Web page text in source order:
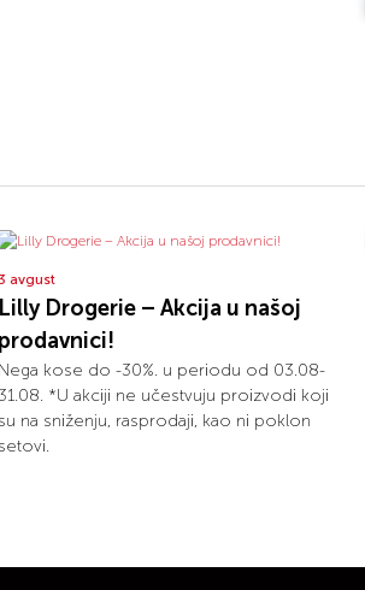
avgust
Lilly Drogerie – Akcija u našoj
prodavnici!
Nega kose do -30%. u periodu od 03.08-
31.08. *U akciji ne učestvuju proizvodi koji
su na sniženju, rasprodaji, kao ni poklon
setovi.